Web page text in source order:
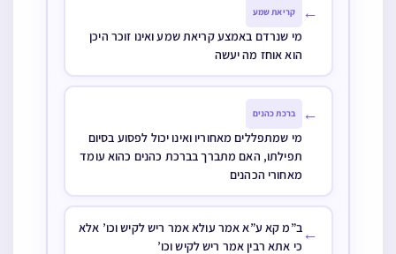
← קריאת שמע
מי שנרדם באמצע קריאת שמע ואינו זוכר היכן
הוא אוחז מה יעשה
← ברכת כהנים
מי שמתפללים מאחוריו ואינו יכול לפסוע בסיום
תפילתו, האם מתברך בברכת כהנים כהוא עומד
מאחורי הכהנים
←ב”מ קא ע”א אמר עולא אמר ריש לקיש וכו’ אלא
כי אתא רבין אמר ריש לקיש וכו’